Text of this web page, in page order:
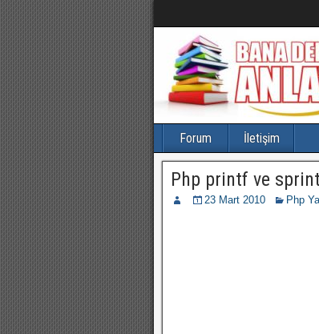
Forum İletişim
Php printf ve
23 Mart 2010 Php